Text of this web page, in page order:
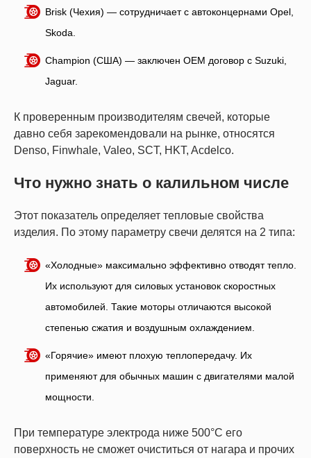
Brisk (Чехия) — сотрудничает с автоконцернами Opel,
Skoda.
Champion (США) — заключен OEM договор с Suzuki,
Jaguar.
К проверенным производителям свечей, которые
давно себя зарекомендовали на рынке, относятся
Denso, Finwhale, Valeo, SCT, HKT, Acdelco.
Что нужно знать о калильном числе
Этот показатель определяет тепловые свойства
изделия. По этому параметру свечи делятся на 2 типа:
«Холодные» максимально эффективно отводят тепло.
Их используют для силовых установок скоростных
автомобилей. Такие моторы отличаются высокой
степенью сжатия и воздушным охлаждением.
«Горячие» имеют плохую теплопередачу. Их
применяют для обычных машин с двигателями малой
мощности.
При температуре электрода ниже 500°С его
поверхность не сможет очиститься от нагара и прочих